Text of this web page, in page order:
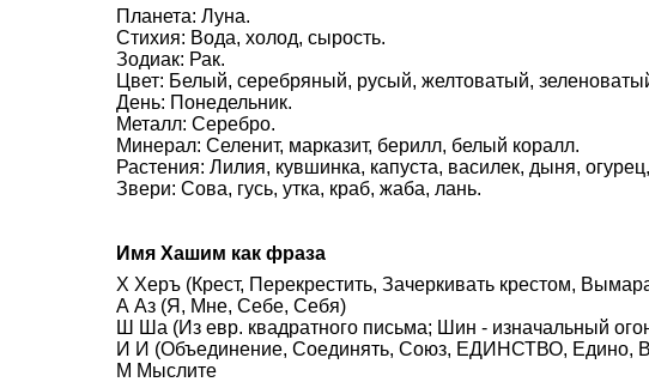
Планета: Луна.
Стихия: Вода, холод, сырость.
Зодиак: Рак.
Цвет: Белый, серебряный, русый, желтоватый,
День: Понедельник.
Металл: Серебро.
Минерал: Селенит, марказит, берилл, белый коралл.
Растения: Лилия, кувшинка, капуста, василек, дыня,
Звери: Сова, гусь, утка, краб, жаба, лань.
Имя Хашим как фраза
Х Херъ (Крест, Перекрестить, Зачеркивать крестом,
А Аз (Я, Мне, Себе, Себя)
Ш Ша (Из евр. квадратного письма; Шин - изначальный
И И (Объединение, Соединять, Союз, ЕДИНСТВО, Едино,
М Мыслите